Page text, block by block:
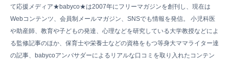
て応援メディア★babyco★は2007年にフリーマガジンを創刊し、現在は
Webコンテンツ、会員制メールマガジン、SNSでも情報を発信。 小児科医
や助産師、教育や子どもの発達、心理などを研究している大学教授などによ
る監修記事のほか、保育士や栄養士などの資格をもつ等身大ママライター達
の記事、babycoアンバサダーによるリアルな口コミを取り入れたコンテン